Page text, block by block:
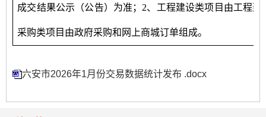
成交结果公示（公告）为准；2、工程建设类项目由工程
采购类项目由政府采购和网上商城订单组成。
六安市2026年1月份交易数据统计发布 .docx